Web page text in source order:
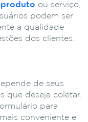
produto ou serviço,
podem ser
a qualidade
dos clientes.
de seus
que deseja coletar.
para
conveniente e